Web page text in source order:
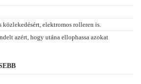
közlekedésért, elektromos rolleren is.
azért, hogy utána ellophassa azokat